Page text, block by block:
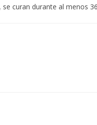
curan durante al menos